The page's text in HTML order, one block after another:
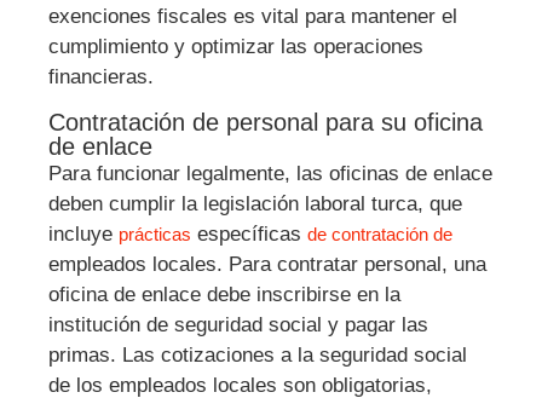
exenciones fiscales es vital para mantener el
cumplimiento y optimizar las operaciones
financieras.
Contratación de personal para su oficina
de enlace
Para funcionar legalmente, las oficinas de enlace
deben cumplir la legislación laboral turca, que
incluye prácticas específicas de contratación de
empleados locales. Para contratar personal, una
oficina de enlace debe inscribirse en la
institución de seguridad social y pagar las
primas. Las cotizaciones a la seguridad social
de los empleados locales son obligatorias,